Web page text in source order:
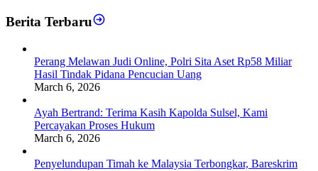
Berita Terbaru
Perang Melawan Judi Online, Polri Sita Aset Rp58 Miliar
Hasil Tindak Pidana Pencucian Uang
March 6, 2026
Ayah Bertrand: Terima Kasih Kapolda Sulsel, Kami
Percayakan Proses Hukum
March 6, 2026
Penyelundupan Timah ke Malaysia Terbongkar, Bareskrim